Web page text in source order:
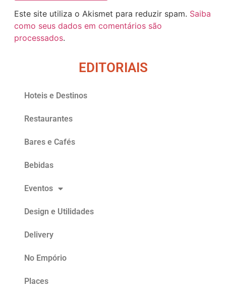
Este site utiliza o Akismet para reduzir spam. Saiba
como seus dados em comentários são
processados.
EDITORIAIS
Hoteis e Destinos
Restaurantes
Bares e Cafés
Bebidas
Eventos
Design e Utilidades
Delivery
No Empório
Places